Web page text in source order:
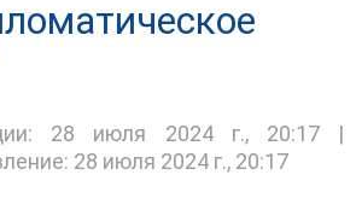
28 июля 2024 г., 20:17 |
28 июля 2024 г., 20:17